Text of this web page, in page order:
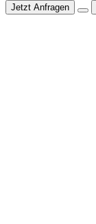
Jetzt Anfragen